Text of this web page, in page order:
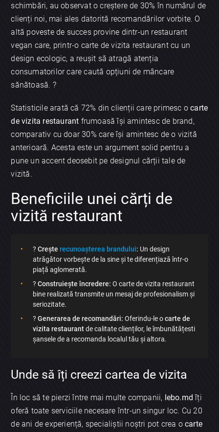
schimbări, au observat o creștere de 30% în numărul de
clienți noi, mai ales datorită recomandărilor vorbite. O
altă poveste de succes provine dintr-un restaurant
vegan care, printr-o carte de vizita restaurant cu un
design ecologic, a reușit să atragă atenția
consumatorilor care caută opțiuni de mâncare
sănătoasă. ?
Statisticile arată că 72% din clienții care primesc ocarte
de vizita restaurant frumoasă își amintesc de brand,
comparativ cu doar 30% care își amintesc de o vizită
anterioară. Acesta este un argument solid pentru a
pune un accent deosebit pe designul cărții tale de
vizită.
Beneficiile unei cărți de
vizită restaurant
?Creșterecunoașterea brandului: Un design
atrăgător vorbește de la sine și te diferențiază într-o
piață aglomerată.
?Construiește încredere: O carte de vizita restaurant
bine realizată transmite un mesaj de profesionalism și
seriozitate.
?Generarea de recomandări: Oferindu-le ocarte de
vizita restaurantde calitate clienților, le îmbunătățesti
șansele de a recomanda localul tău și altora.
Unde să îți creezi cartea de vizita
În loc să te pierzi între mai multe companii, lebo.md îți
oferă toate serviciile necesare într-un singur loc. Cu 20
de ani de experiență, specialiștii noștri pot crea ocarte